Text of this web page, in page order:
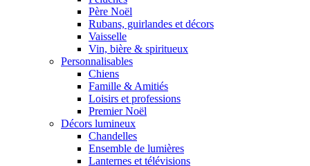
Père Noël
Rubans, guirlandes et décors
Vaisselle
Vin, bière & spiritueux
Personnalisables
Chiens
Famille & Amitiés
Loisirs et professions
Premier Noël
Décors lumineux
Chandelles
Ensemble de lumières
Lanternes et télévisions